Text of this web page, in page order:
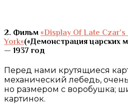
2. Фильм «Display Of Late
York«(«Демонстрация царских
— 1937 год
Перед нами крутящиеся
механический лебедь,
но размером с воробушка;
картинок.